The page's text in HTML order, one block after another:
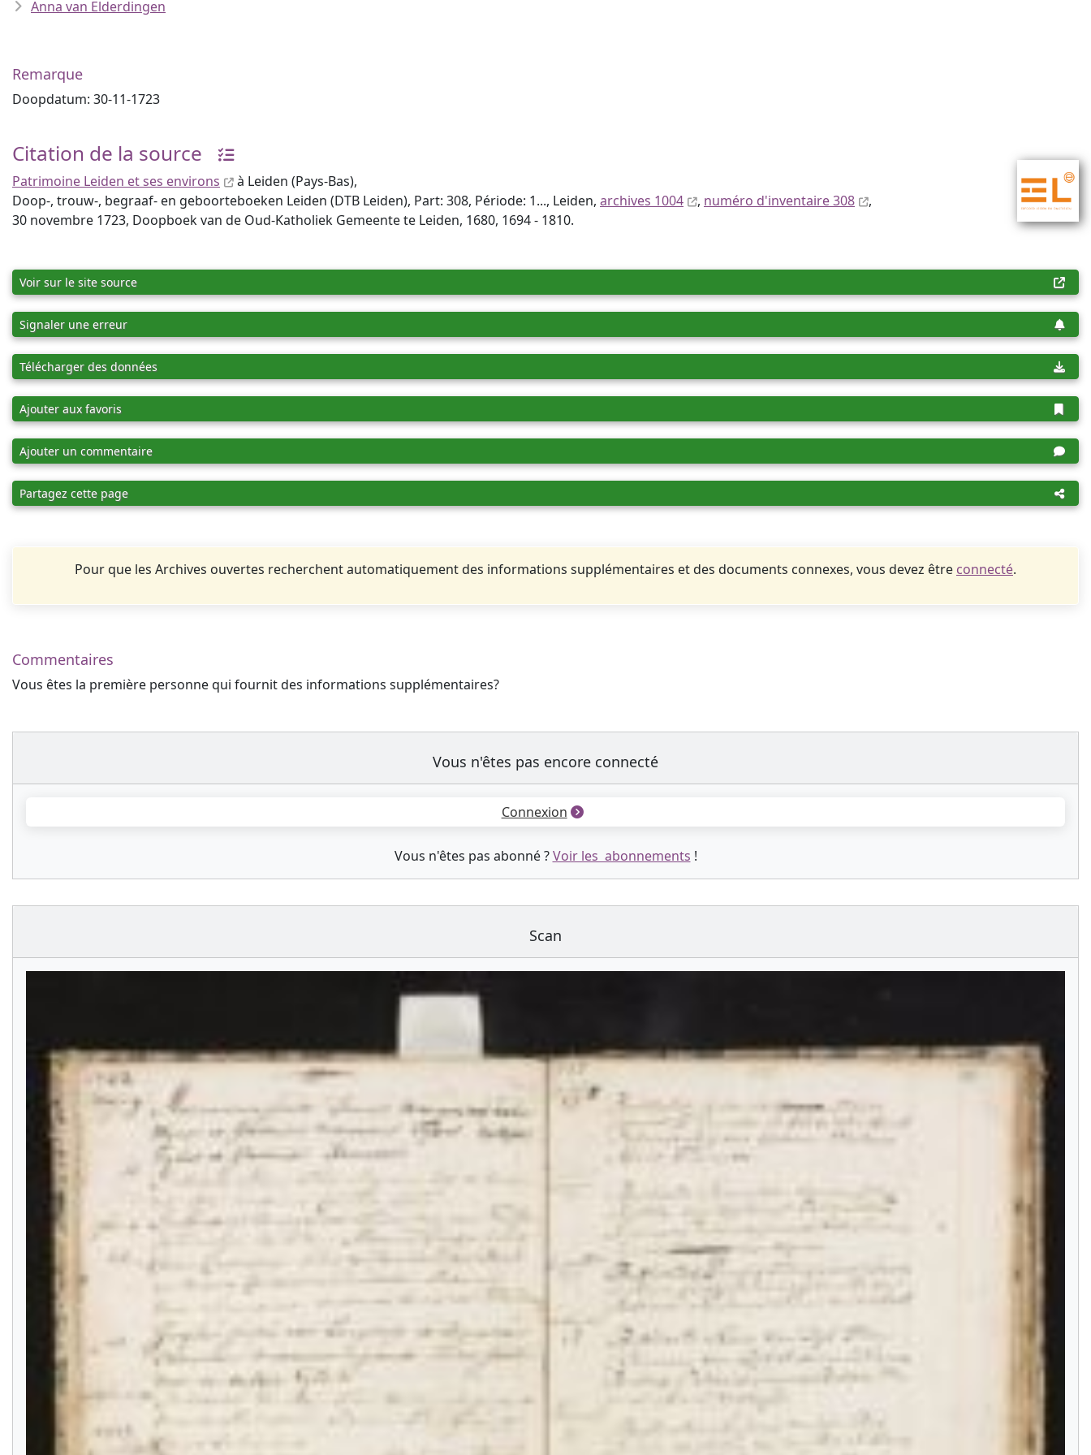
Anna van Elderdingen
Remarque
Doopdatum: 30-11-1723
Citation de la source
Patrimoine Leiden et ses environs
à Leiden (Pays-Bas),
Doop-, trouw-, begraaf- en geboorteboeken Leiden (DTB Leiden), Part: 308, Période: 1..., Leiden, archives 1004 , numéro d'inventaire 308
,
30 novembre 1723, Doopboek van de Oud-Katholiek Gemeente te Leiden, 1680, 1694 - 1810.
Voir sur le site source
Signaler une erreur
Télécharger des données
Ajouter aux favoris
Ajouter un commentaire
Partagez cette page
Pour que les Archives ouvertes recherchent automatiquement des informations supplémentaires et des documents connexes, vous devez être connecté.
Commentaires
Vous êtes la première personne qui fournit des informations supplémentaires?
Vous n'êtes pas encore connecté
Connexion
Vous n'êtes pas abonné ?Voir les abonnements !
Scan